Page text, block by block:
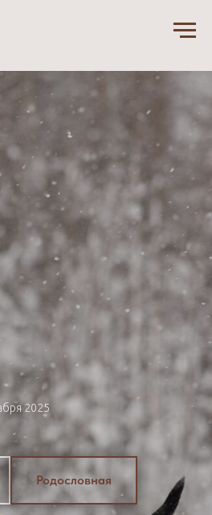
2025
Родословная